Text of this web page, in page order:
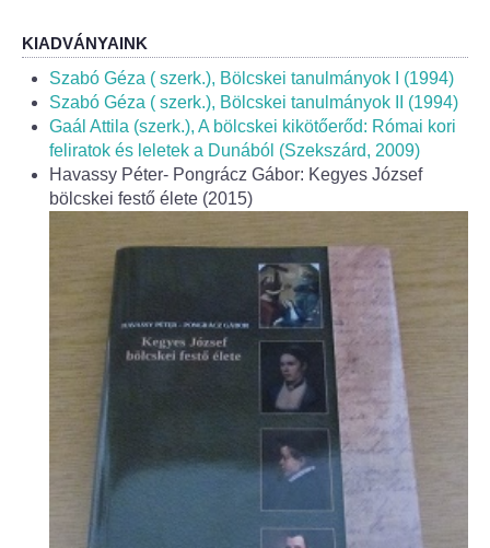
Helyi Építési Szabályzat
INTÉZMÉNYEK
Bölcskei Mesevár Óvoda és Bölcsőde
Óvodakert
Egészségügy
Háziorvos
Fogorvos
Védőnői szolgálat
Központi orvosi ügyelet
KIADVÁNYAINK
Szabó Géza ( szerk.), Bölcskei tanulmányok I (1994)
Szabó Géza ( szerk.), Bölcskei tanulmányok II (1994)
Gaál Attila (szerk.), A bölcskei kikötőerőd: Római kori
feliratok és leletek a Dunából (Szekszárd, 2009)
Havassy Péter- Pongrácz Gábor: Kegyes József
bölcskei festő élete (2015)